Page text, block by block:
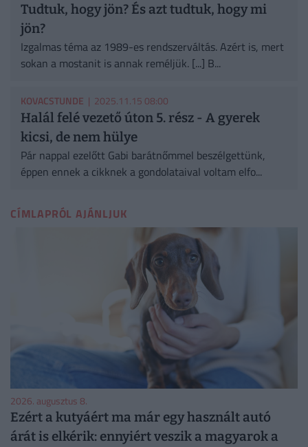
Tudtuk, hogy jön? És azt tudtuk, hogy mi
jön?
Izgalmas téma az 1989-es rendszerváltás. Azért is, mert
sokan a mostanit is annak reméljük. [...] B...
KOVACSTUNDE | 2025.11.15 08:00
Halál felé vezető úton 5. rész - A gyerek
kicsi, de nem hülye
Pár nappal ezelőtt Gabi barátnőmmel beszélgettünk,
éppen ennek a cikknek a gondolataival voltam elfo...
CÍMLAPRÓL AJÁNLJUK
2026. augusztus 8.
Ezért a kutyáért ma már egy használt autó
árát is elkérik: ennyiért veszik a magyarok a